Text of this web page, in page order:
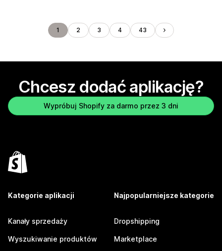
1 2 3 4 43
Chcesz dodać aplikację?
Wypróbuj Shopify za darmo przez 3 dni
Kategorie aplikacji
Kanały sprzedaży
Wyszukiwanie produktów
Najpopularniejsze kategorie
Dropshipping
Marketplace